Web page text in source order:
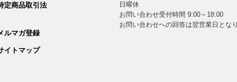
定商品取引法
ルマガ登録
イトマップ
日曜休
お問い合わせ受付時間 9:00～18:00
お問い合わせへの回答は翌営業日となり